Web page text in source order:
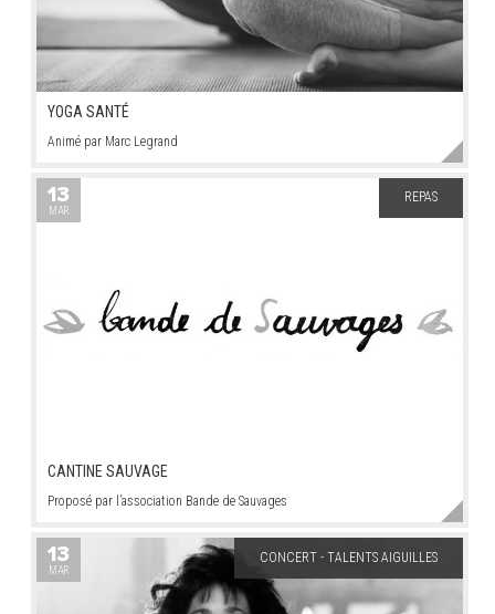
YOGA SANTÉ
Animé par Marc Legrand
CANTINE SAUVAGE
Proposé par l’association Bande de Sauvages
13
MAR
REPAS
13
MAR
CONCERT - TALENTS AIGUILLES